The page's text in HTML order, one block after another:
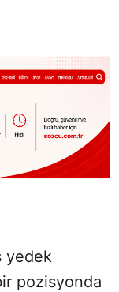
yedek
pozisyonda